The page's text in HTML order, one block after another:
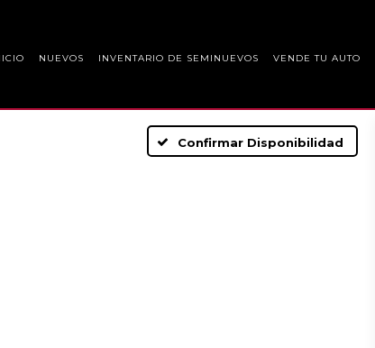
NUEVOS INVENTARIO DE SEMINUEVOS VENDE TU AUTO
Confirmar Disponibilidad